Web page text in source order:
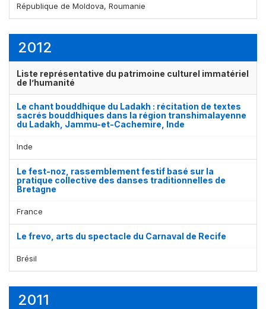
République de Moldova, Roumanie
2012
Liste représentative du patrimoine culturel immatériel
de l’humanité
Le chant bouddhique du Ladakh : récitation de textes
sacrés bouddhiques dans la région transhimalayenne
du Ladakh, Jammu-et-Cachemire, Inde
Inde
Le fest-noz, rassemblement festif basé sur la
pratique collective des danses traditionnelles de
Bretagne
France
Le frevo, arts du spectacle du Carnaval de Recife
Brésil
2011